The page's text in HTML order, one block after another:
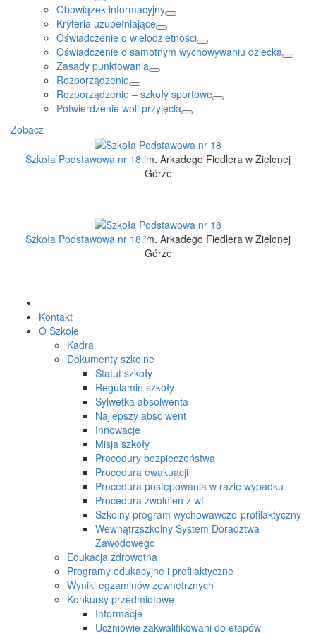
Obowiązek informacyjny
Kryteria uzupełniające
Oświadczenie o wielodzietności
Oświadczenie o samotnym wychowywaniu dziecka
Zasady punktowania
Rozporządzenie
Rozporządzenie – szkoły sportowe
Potwierdzenie woli przyjęcia
Zobacz
Szkoła Podstawowa nr 18 im. Arkadego Fiedlera w Zielonej
Górze
Szkoła Podstawowa nr 18 im. Arkadego Fiedlera w Zielonej
Górze
Kontakt
O Szkole
Kadra
Dokumenty szkolne
Statut szkoły
Regulamin szkoły
Sylwetka absolwenta
Najlepszy absolwent
Innowacje
Misja szkoły
Procedury bezpieczeństwa
Procedura ewakuacji
Procedura postępowania w razie wypadku
Procedura zwolnień z wf
Szkolny program wychowawczo-profilaktyczny
Wewnątrzszkolny System Doradztwa
Zawodowego
Edukacja zdrowotna
Programy edukacyjne i profilaktyczne
Wyniki egzaminów zewnętrznych
Konkursy przedmiotowe
Informacje
Uczniowie zakwalifikowani do etapów